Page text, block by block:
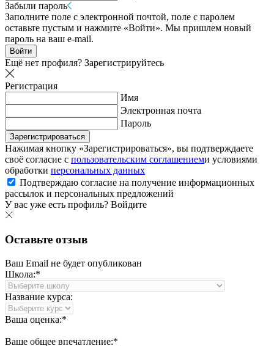
Забыли пароль
Заполните поле с электронной почтой, поле с паролем
оставьте пустым и нажмите «Войти». Мы пришлем новый
пароль на ваш e-mail.
Войти
Ещё нет профиля? Зарегистрируйтесь
Регистрация
Имя
Электронная почта
Пароль
Зарегистрироваться
Нажимая кнопку «Зарегистрироваться», вы подтверждаете
своё согласие с пользовательским соглашениеми условиями
обработки персональных данных
Подтверждаю согласие на получение информационных
рассылок и персональных предложений
У вас уже есть профиль? Войдите
Оставьте отзыв
Ваш Email не будет опубликован
Школа:*
Название курса:
Ваша оценка:*
Ваше общее впечатление:*